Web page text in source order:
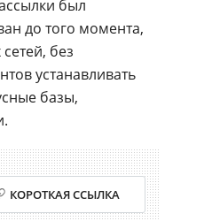
был
до того момента,
без
устанавливать
базы,
КОРОТКАЯ ССЫЛКА